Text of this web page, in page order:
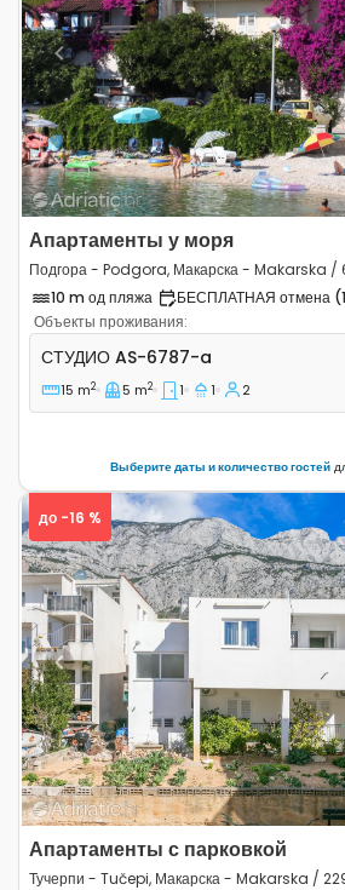
Previous
Апартаменты у моря
Подгора - Podgora, Макарска - Makarska /
10 m од пляжа
БЕСПЛАТНАЯ отмена
Объекты проживания:
Студио-апартаменты Подгора
СТУДИО AS-6787-a
15 m2 5 m2 1 1 2
Выберите даты и количество гостей
Previous
до -16 %
Апартаменты с парковкой
Тучерпи - Tučepi, Макарска - Makarska /